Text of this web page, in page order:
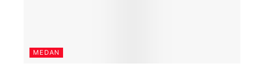
MEDAN